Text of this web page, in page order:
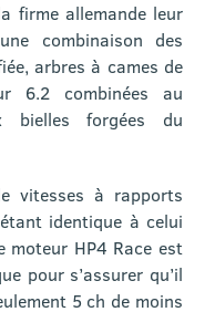
firme allemande leur
combinaison des
arbres à cames de
6.2 combinées au
bielles forgées du
vitesses à rapports
identique à celui
moteur HP4 Race est
pour s’assurer qu’il
5 ch de moins